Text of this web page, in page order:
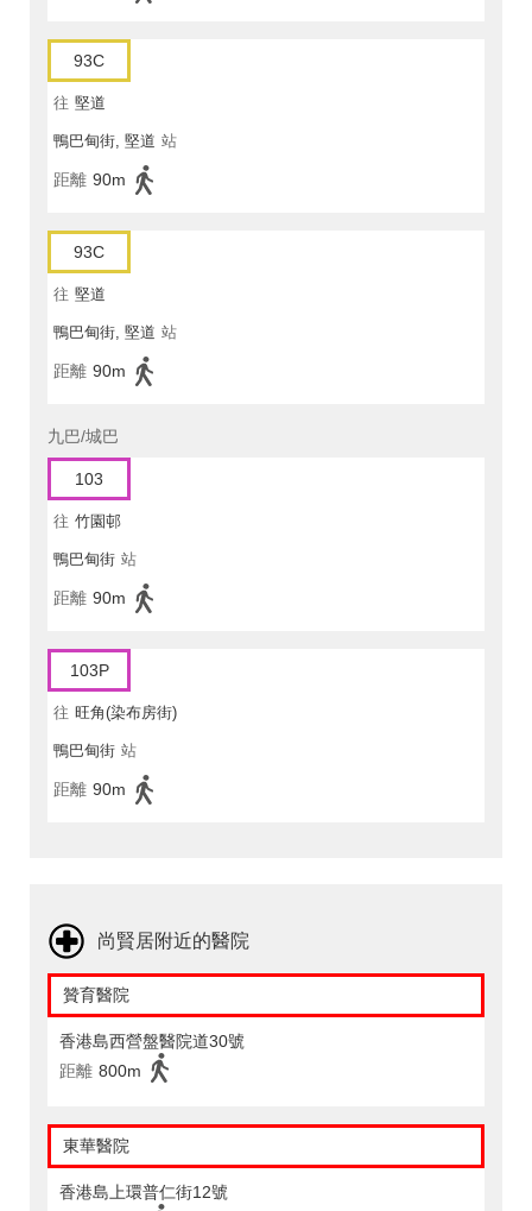
93C
往 堅道
鴨巴甸街, 堅道 站
距離 90m
93C
往 堅道
鴨巴甸街, 堅道 站
距離 90m
九巴/城巴
103
往 竹園邨
鴨巴甸街 站
距離 90m
103P
往 旺角(染布房街)
鴨巴甸街 站
距離 90m
尚賢居附近的醫院
贊育醫院
香港島西營盤醫院道30號
距離 800m
東華醫院
香港島上環普仁街12號